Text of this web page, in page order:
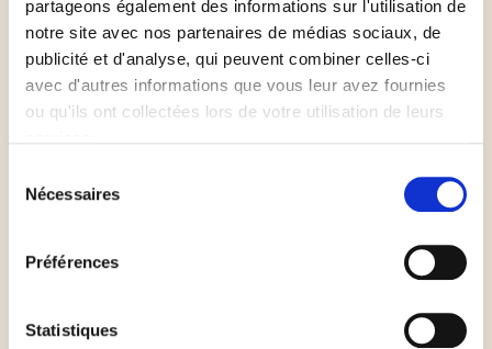
partageons également des informations sur l'utilisation de
notre site avec nos partenaires de médias sociaux, de
publicité et d'analyse, qui peuvent combiner celles-ci
avec d'autres informations que vous leur avez fournies
ou qu'ils ont collectées lors de votre utilisation de leurs
Nécessaires
Préférences
Statistiques
Durée de préparation